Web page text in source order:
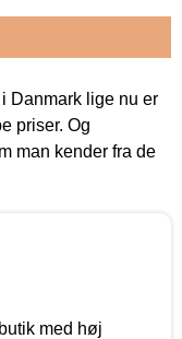
Danmark lige nu er
priser. Og
man kender fra de
med høj